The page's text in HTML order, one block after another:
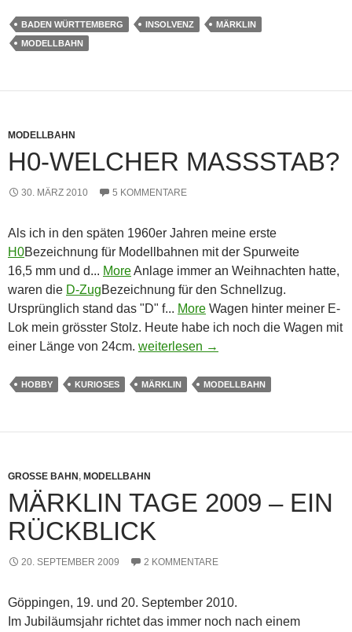
BADEN WÜRTTEMBERG INSOLVENZ
MÄRKLIN
MODELLBAHN
MODELLBAHN
H0-WELCHER MASSSTAB?
30. MÄRZ 2010 5 KOMMENTARE
Als ich in den späten 1960er Jahren meine erste
H0Bezeichnung für Modellbahnen mit der Spurweite
16,5 mm und d... MoreAnlage immer an Weihnachten hatte,
waren die D-ZugBezeichnung für den Schnellzug.
Ursprünglich stand das "D" f... More Wagen hinter meiner E-
Lok mein grösster Stolz. Heute habe ich noch die Wagen mit
einer Länge von 24cm. H0-Welcher Maßstab?
weiterlesen →
HOBBY KURIOSES MÄRKLIN MODELLBAHN
GROSSE BAHN, MODELLBAHN
MÄRKLIN TAGE 2009 – EIN
RÜCKBLICK
20. SEPTEMBER 2009 2 KOMMENTARE
Göppingen, 19. und 20. September 2010.
Im Jubiläumsjahr richtet das immer noch nach einem